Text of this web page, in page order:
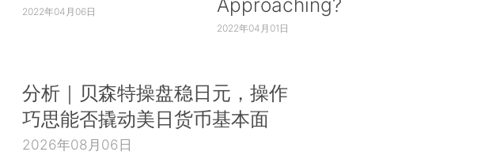
2022年04月06日
2022年04月01日
分析｜贝森特操盘稳日元，操作
巧思能否撬动美日货币基本面
2026年08月06日